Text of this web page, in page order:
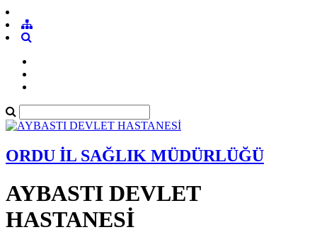
ORDU İL SAĞLIK MÜDÜRLÜĞÜ
AYBASTI DEVLET
HASTANESİ